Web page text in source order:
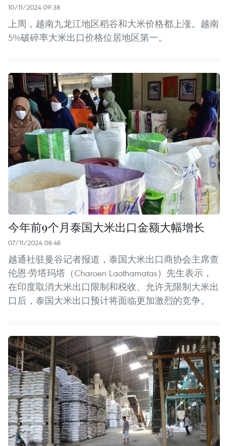
10/11/2024 09:38
上周，越南九龙江地区稻谷和大米价格都上涨。越南
5%破碎率大米出口价格位居地区第一。
今年前9个月泰国大米出口金额大幅增长
07/11/2024 08:48
越通社驻曼谷记者报道，泰国大米出口商协会主席查
伦恩·劳塔玛塔（Charoen Laothamatas）先生表示，
在印度取消大米出口限制和税收、允许无限制大米出
口后，泰国大米出口预计将面临更加激烈的竞争。